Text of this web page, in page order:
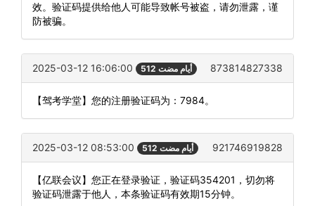
效。验证码提供给他人可能导致帐号被盗，请勿泄露，谨
防被骗。
2025-03-12 16:06:00 512 أيام مضت 873814827338
【驾考学堂】您的注册验证码为：7984。
2025-03-12 08:53:00 512 أيام مضت 921746919828
【亿联会议】您正在登录验证，验证码354201，切勿将
验证码泄露于他人，本条验证码有效期15分钟。